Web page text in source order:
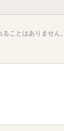
ことはありません。